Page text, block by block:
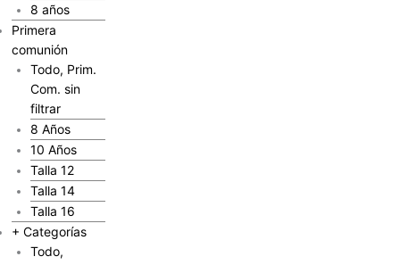
8 años
Primera
comunión
Todo, Prim.
Com. sin
filtrar
8 Años
10 Años
Talla 12
Talla 14
Talla 16
+ Categorías
Todo,